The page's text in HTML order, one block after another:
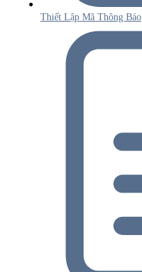
Thiết Lập Mã Thông Báo